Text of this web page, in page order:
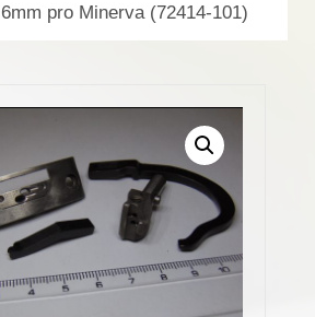
pro Minerva (72414-101)